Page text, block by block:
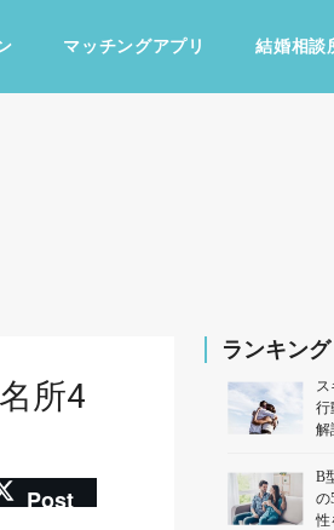
マッチングアプリ 結婚相談
所4
Post
ランキング
ス
行
解
B
の
性